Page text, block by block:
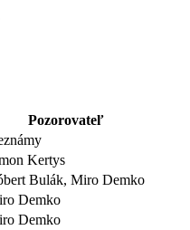
Pozorovateľ
Kertys
Bulák, Miro Demko
Demko
Demko